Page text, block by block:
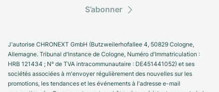
S’abonner
J'autorise CHRONEXT GmbH (Butzweilerhofallee 4, 50829 Cologne,
Allemagne. Tribunal d'Instance de Cologne, Numéro d'Immatriculation :
HRB 121434 ; N° de TVA intracommunautaire : DE451441052) et ses
sociétés associées à m'envoyer régulièrement des nouvelles sur les
promotions, les tendances et les événements à l'adresse e-mail